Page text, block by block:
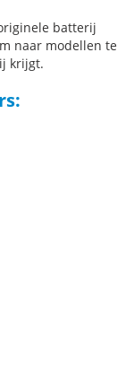
batterij
naar modellen te
krijgt.